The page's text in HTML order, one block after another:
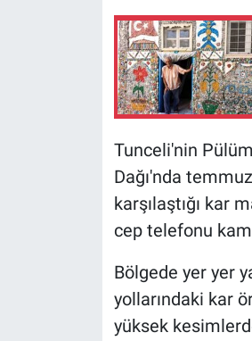
Tunceli'nin
Dağı'nda
karşılaştığı kar
cep telefonu
Bölgede yer yer
yollarındaki kar
yüksek